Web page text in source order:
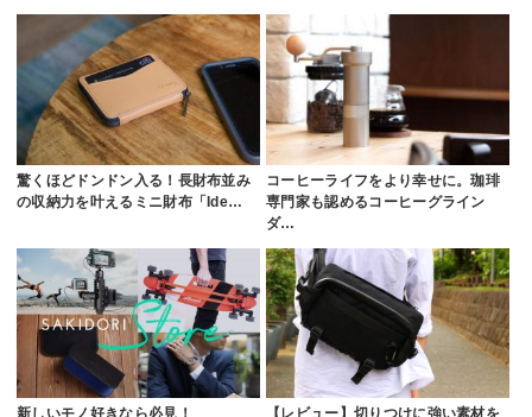
驚くほどドンドン入る！長財布並み
の収納力を叶えるミニ財布「Ide…
コーヒーライフをより幸せに。珈琲
専門家も認めるコーヒーグライン
ダ…
新しいモノ好きなら必見！
【レビュー】切りつけに強い素材を